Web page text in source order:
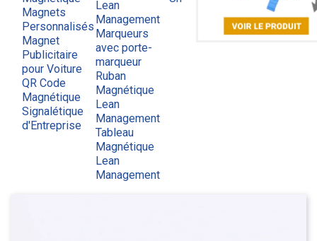
Magnets
Personnalisés
Magnet
Publicitaire
pour Voiture
QR Code
Magnétique
Signalétique
d'Entreprise
Lean
Management
Marqueurs
avec porte-
marqueur
Ruban
Magnétique
Lean
Management
Tableau
Magnétique
Lean
Management